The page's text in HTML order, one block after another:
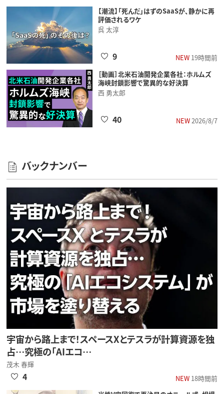
【潮流】「死んだ」はずのSaaSが、静かに再
評価されるワケ
呉 太淳
NEW19時間前
9
［動画］北米石油開発企業各社：ホルムズ
海峡封鎖影響で驚異的な好決算
西 勇太郎
NEW2026/8/7
40
バックナンバー
宇宙から路上まで！スペースXとテスラが計算資源を独
占…究極の「AIエコ…
茂木 春輝
NEW18時間前
4